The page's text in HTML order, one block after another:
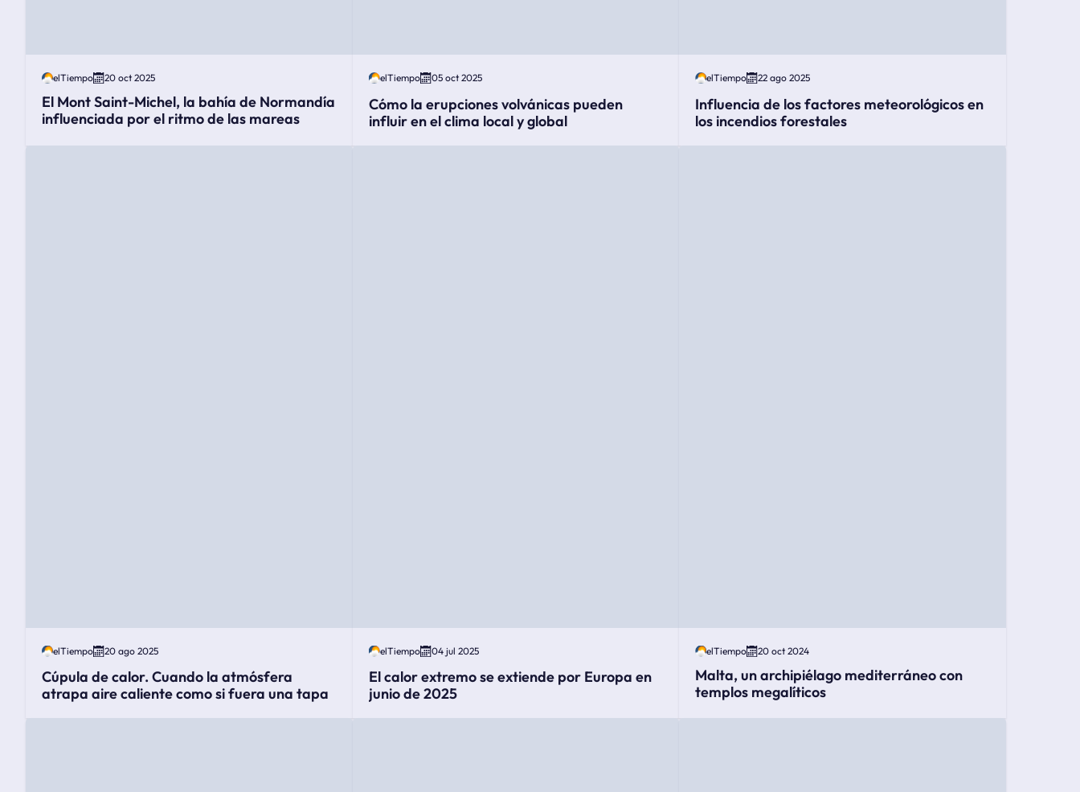
elTiempo 20 oct 2025
El Mont Saint-Michel, la bahía de Normandía
influenciada por el ritmo de las mareas
elTiempo 05 oct 2025
Cómo la erupciones volvánicas pueden
influir en el clima local y global
elTiempo 22 ago 2025
Influencia de los factores meteorológicos en
los incendios forestales
elTiempo 20 ago 2025
Cúpula de calor. Cuando la atmósfera
atrapa aire caliente como si fuera una tapa
elTiempo 04 jul 2025
El calor extremo se extiende por Europa en
junio de 2025
elTiempo 20 oct 2024
Malta, un archipiélago mediterráneo con
templos megalíticos